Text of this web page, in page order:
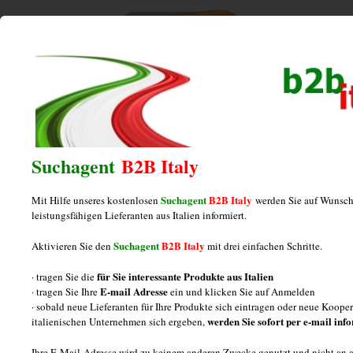
/Posts tagged "maßschuhe"
maßschuhe
Fabrikant von Schuhen in Übergrößen
aus Italien
Posted onJuli 12, 2013byitaliamarketing
Hersteller von Schuhen in Übergrößen und
Suchagent B2B Italy
Mit Hilfe unseres kostenlosen SuchagentB2B Italy werden Sie auf
leistungsfähigen Lieferanten aus Italien informiert.
Aktivieren Sie den SuchagentB2B Italy mit drei einfachen Schritte.
· tragen Sie diefür Sie interessante Produkte aus Italien
· tragen Sie IhreE-mail Adresseein und klicken Sie auf Anmelden
· sobald neue Lieferanten für Ihre Produkte sich eintragen oder neue
italienischen Unternehmen sich ergeben,werden Sie sofort per e-mail